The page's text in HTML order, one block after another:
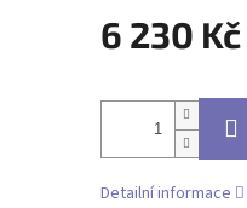
6 230 Kč
cena:
Detailní informace